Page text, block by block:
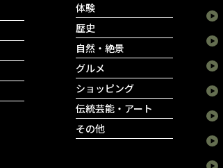
体験
歴史
自然・絶景
グルメ
ショッピング
伝統芸能・アート
その他